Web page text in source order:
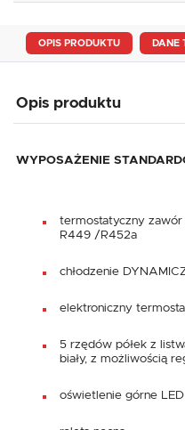
OPIS PRODUKTU DANE
Opis produktu
WYPOSAŻENIE
termostatyczny
R449 /R452a
chłodzenie
elektroniczny
5 rzędów półek z
biały, z możliwością
oświetlenie górne LED